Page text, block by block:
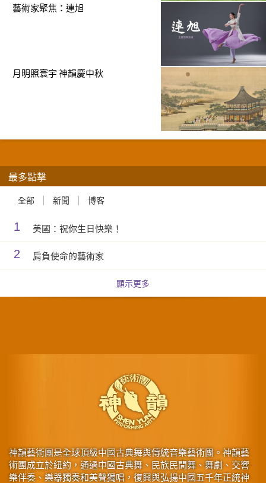
藝術家聚焦：連旭
月明照寰宇 神韻慶中秋
最多點擊
全部 新聞 博客
1 美國：祝你生日快樂！
2 肩負使命的藝術家
顯示更多
神韻藝術團是全球頂級中國古典舞與傳統音樂藝術團。神韻藝
術團成立於紐約，通過中國古典舞、民族民間舞、舞劇、交響
樂伴奏、樂器獨奏和美聲獨唱，復興與弘揚中國五千年正統神